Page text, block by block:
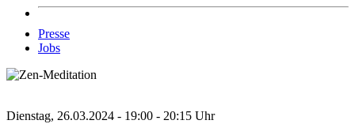
Presse
Jobs
Dienstag, 26.03.2024 - 19:00 - 20:15 Uhr